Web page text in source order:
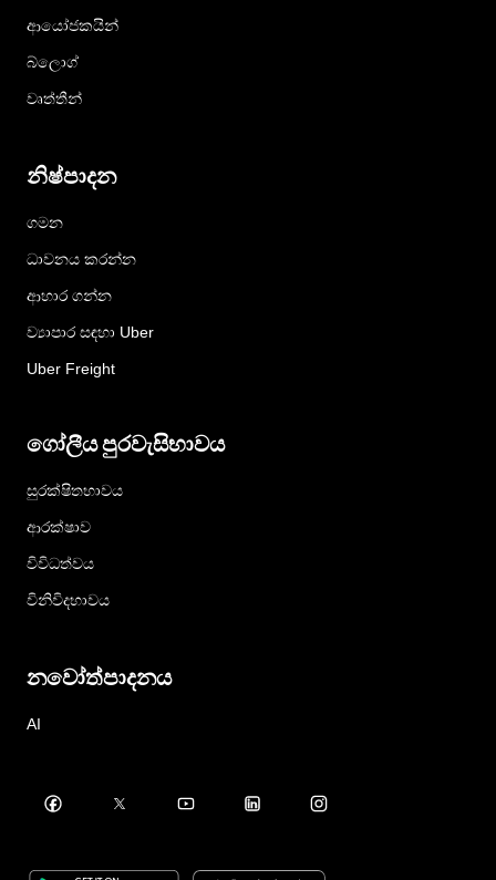
ආයෝජකයින්
බ්ලොග්
වෘත්තීන්
නිෂ්පාදන
ගමන
ධාවනය කරන්න
ආහාර ගන්න
ව්‍යාපාර සඳහා Uber
Uber Freight
ගෝලීය පුරවැසිභාවය
සුරක්ෂිතභාවය
ආරක්ෂාව
විවිධත්වය
විනිවිදභාවය
නවෝත්පාදනය
AI